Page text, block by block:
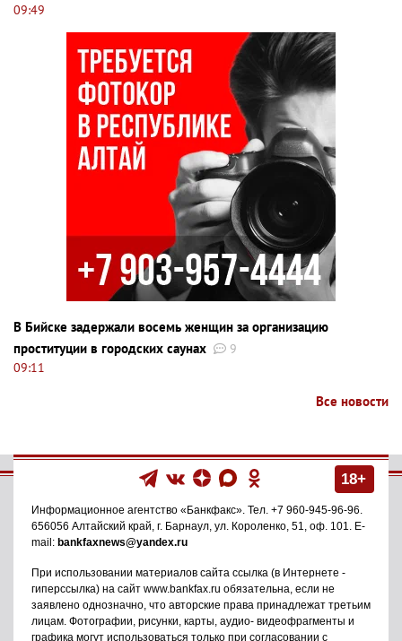
09:49
В Бийске задержали восемь женщин за организацию
проституции в городских саунах
9
09:11
Все новости
18+
Информационное агентство «Банкфакс» . Тел. +7 960-945-96-96
656056 Алтайский край, г. Барнаул ул. Короленко, 51, оф. 101
. E-
mail: bankfaxnews@yandex.ru
При использовании материалов сайта ссылка (в Интернете -
гиперссылка) на сайт www.bankfax.ru обязательна, если не
заявлено однозначно, что авторские права принадлежат третьим
лицам. Фотографии, рисунки, карты, аудио- видеофрагменты и
графика могут использоваться только при согласовании с